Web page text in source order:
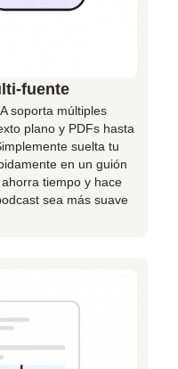
fuente
soporta múltiples
plano y PDFs hasta
suelta tu
en un guión
tiempo y hace
sea más suave